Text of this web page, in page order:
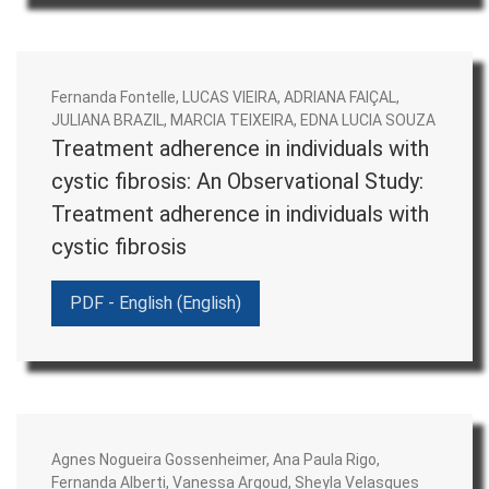
review). Os avaliadores são escolhidos entre
expertise na temática abordada. Os autores
poderão optar por um ou mais meios de peer
review informado oferecidos pelo periódico.
Periodicidade de publicação: o JAFF realiza
publicações de forma contínua, disponibilizando
publicações são organizadas em quatro edições
Licenciamento:o JAFF aplica a licença
os autores concordam em disponibilizar
Fernanda Fontelle, LUCAS VIEIRA, ADRIANA FAIÇAL,
JULIANA BRAZIL, MARCIA TEIXEIRA, EDNA LUCIA SOUZA
Treatment adherence in individuals with
cystic fibrosis: An Observational Study:
Treatment adherence in individuals with
cystic fibrosis
PDF - English (English)
Agnes Nogueira Gossenheimer, Ana Paula Rigo,
Fernanda Alberti, Vanessa Argoud, Sheyla Velasques